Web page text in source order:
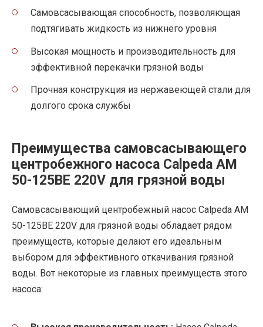
Самовсасывающая способность, позволяющая
подтягивать жидкость из нижнего уровня
Высокая мощность и производительность для
эффективной перекачки грязной воды
Прочная конструкция из нержавеющей стали для
долгого срока службы
Преимущества самовсасывающего
центробежного насоса Calpeda AM
50-125BE 220V для грязной воды
Самовсасывающий центробежный насос Calpeda AM
50-125BE 220V для грязной воды обладает рядом
преимуществ, которые делают его идеальным
выбором для эффективного откачивания грязной
воды. Вот некоторые из главных преимуществ этого
насоса: